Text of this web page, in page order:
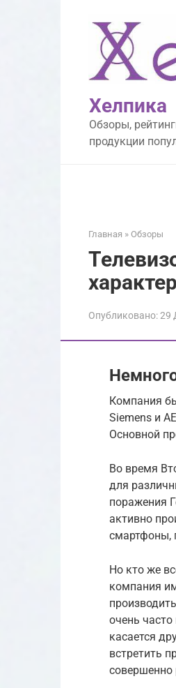
Хелпика
Обзоры,
продукции
Главная » Обзоры
Опубликовано:29
Компания
Siemens и
Основной
Во время
для
поражения
активно
смартфоны,
Но кто же
компания
очень
касается
встретить